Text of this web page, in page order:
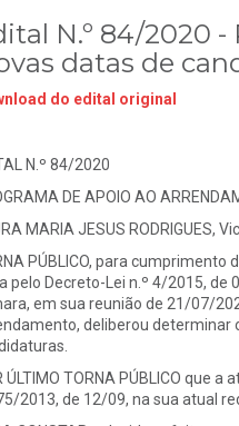
N.º 84/2020
datas de
do edital original
N.º 84/2020
DE APOIO AO
MARIA JESUS
PÚBLICO, para
pelo Decreto-Lei n.º 4/2015, de
em sua reunião de 21/07/
deliberou determinar
ÚLTIMO TORNA PÚBLICO que
2013, de 12/09, na sua atual